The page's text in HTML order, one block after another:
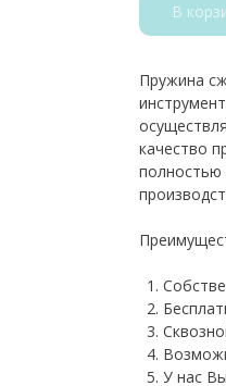
В
Пружина
качество
полностью
У нас